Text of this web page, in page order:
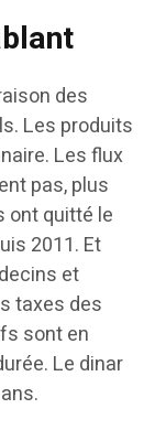
des
Les produits
Les flux
pas, plus
ont quitté le
2011. Et
et
taxes des
sont en
Le dinar